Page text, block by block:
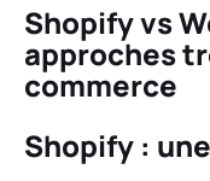
Shopify vs
approches
commerce
Shopify :